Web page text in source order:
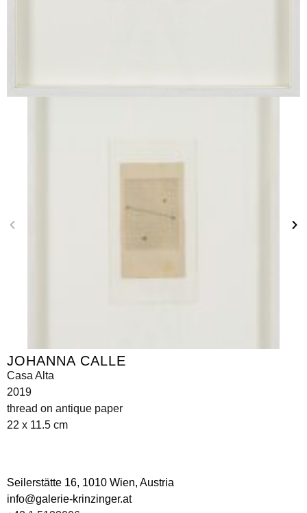
JOHANNA CALLE
Casa Alta
2019
thread on antique paper
22 x 11.5 cm
Seilerstätte 16, 1010 Wien, Austria
info@galerie-krinzinger.at